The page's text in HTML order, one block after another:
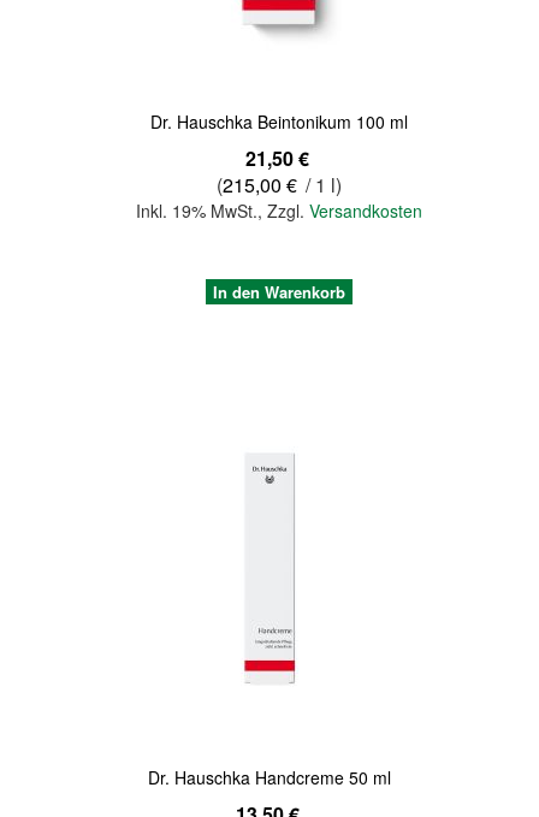
Dr. Hauschka Beintonikum 100 ml
21,50 €
(215,00 € / 1 l)
Inkl. 19% MwSt.,Zzgl.Versandkosten
In den Warenkorb
Dr. Hauschka Handcreme 50 ml